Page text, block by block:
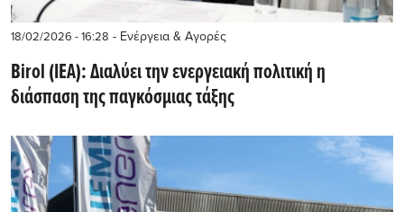
18/02/2026 - 16:28 - Ενέργεια & Αγορές
Birol (ΙΕΑ): Διαλύει την ενεργειακή πολιτική η
διάσπαση της παγκόσμιας τάξης